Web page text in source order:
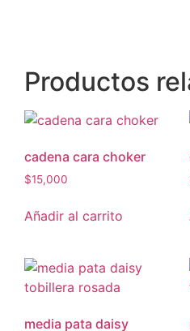
Productos
cadena cara choker
$15,000
Añadir al carrito
media pata daisy